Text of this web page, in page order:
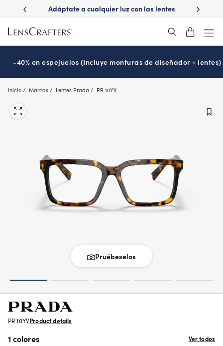
main
content
Adáptate a cualquier luz con las lentes
¿Es hora de tu
-40% en espejuelos (Incluye monturas de diseñador + lentes)
Inicio Marcas Lentes Prada PR 10YV
Pruébeselos
PR 10YVProduct details
1 colores
Ver todos